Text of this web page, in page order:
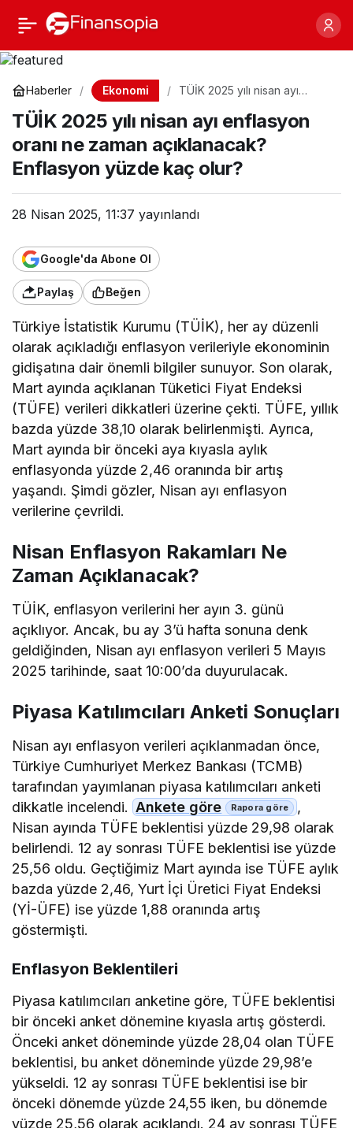
Haberler Ekonomi
TÜİK 2025 yılı nisan ayı
açıklanacak? Enflasyon
yüzde kaç olur?
TÜİK 2025 yılı nisan ayı enflasyon
oranı ne zaman açıklanacak?
Enflasyon yüzde kaç olur?
28 Nisan 2025, 11:37 yayınlandı
Google'da Abone Ol
Paylaş Beğen
Türkiye İstatistik Kurumu (TÜİK), her ay düzenli
olarak açıkladığı enflasyon verileriyle ekonominin
gidişatına dair önemli bilgiler sunuyor. Son olarak,
Mart ayında açıklanan Tüketici Fiyat Endeksi
(TÜFE) verileri dikkatleri üzerine çekti. TÜFE, yıllık
bazda yüzde 38,10 olarak belirlenmişti. Ayrıca,
Mart ayında bir önceki aya kıyasla aylık
enflasyonda yüzde 2,46 oranında bir artış
yaşandı. Şimdi gözler, Nisan ayı enflasyon
verilerine çevrildi.
Nisan Enflasyon Rakamları Ne
Zaman Açıklanacak?
TÜİK, enflasyon verilerini her ayın 3. günü
açıklıyor. Ancak, bu ay 3’ü hafta sonuna denk
geldiğinden, Nisan ayı enflasyon verileri 5 Mayıs
2025 tarihinde, saat 10:00’da duyurulacak.
Piyasa Katılımcıları Anketi Sonuçları
Nisan ayı enflasyon verileri açıklanmadan önce,
Türkiye Cumhuriyet Merkez Bankası (TCMB)
tarafından yayımlanan piyasa katılımcıları anketi
dikkatle incelendi. Ankete göre
,
Nisan ayında TÜFE beklentisi yüzde 29,98 olarak
belirlendi. 12 ay sonrası TÜFE beklentisi ise yüzde
25,56 oldu. Geçtiğimiz Mart ayında ise TÜFE aylık
bazda yüzde 2,46, Yurt İçi Üretici Fiyat Endeksi
(Yİ-ÜFE) ise yüzde 1,88 oranında artış
göstermişti.
Enflasyon Beklentileri
Piyasa katılımcıları anketine göre, TÜFE beklentisi
bir önceki anket dönemine kıyasla artış gösterdi.
Önceki anket döneminde yüzde 28,04 olan TÜFE
beklentisi, bu anket döneminde yüzde 29,98’e
yükseldi. 12 ay sonrası TÜFE beklentisi ise bir
önceki dönemde yüzde 24,55 iken, bu dönemde
yüzde 25,56 olarak açıklandı. 24 ay sonrası TÜFE
TÜİK 2025 yılı nisan ayı
enflasyon oranı ne
zaman açıklanacak?
Enflasyon yüzde kaç
olur?
Paylaş